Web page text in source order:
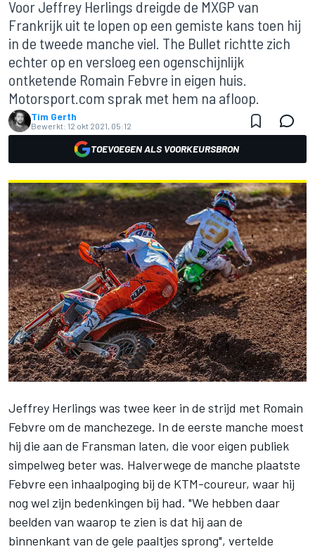
Voor Jeffrey Herlings dreigde de MXGP van
Frankrijk uit te lopen op een gemiste kans toen hij
in de tweede manche viel. The Bullet richtte zich
echter op en versloeg een ogenschijnlijk
ontketende Romain Febvre in eigen huis.
Motorsport.com sprak met hem na afloop.
Tim Gerth
Bewerkt: 12 okt 2021, 05:12
TOEVOEGEN ALS VOORKEURSBRON
Jeffrey Herlings was twee keer in de strijd met Romain
Febvre om de manchezege. In de eerste manche moest
hij die aan de Fransman laten, die voor eigen publiek
simpelweg beter was. Halverwege de manche plaatste
Febvre een inhaalpoging bij de KTM-coureur, waar hij
nog wel zijn bedenkingen bij had. "We hebben daar
beelden van waarop te zien is dat hij aan de
binnenkant van de gele paaltjes sprong", vertelde